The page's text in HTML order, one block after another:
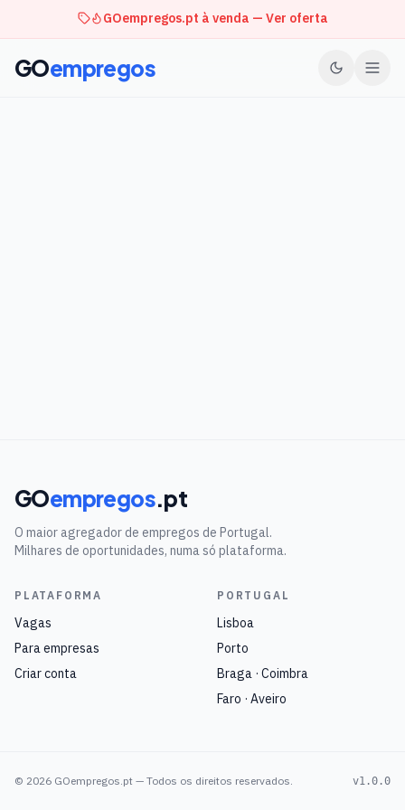
GOempregos.pt à venda — Ver oferta
GOempregos
GOempregos.pt
O maior agregador de empregos de Portugal.
Milhares de oportunidades, numa só plataforma.
PLATAFORMA
Vagas
Para empresas
Criar conta
PORTUGAL
Lisboa
Porto
Braga · Coimbra
Faro · Aveiro
© 2026 GOempregos.pt — Todos os direitos reservados. v1.0.0